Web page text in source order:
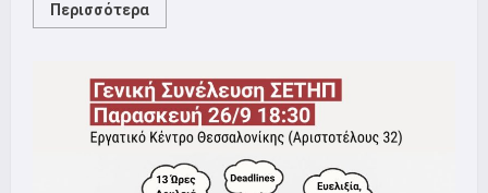
Περισσότερα
more
για
τη
ΓΣ
της
Παρασκευής
26/9